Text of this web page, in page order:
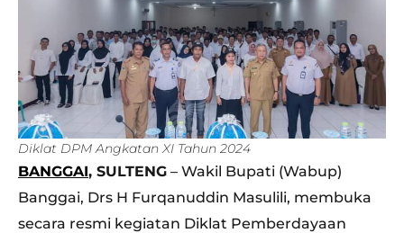
Diklat DPM Angkatan XI Tahun 2024
BANGGAI, SULTENG – Wakil Bupati (Wabup)
Banggai, Drs H Furqanuddin Masulili, membuka
secara resmi kegiatan Diklat Pemberdayaan